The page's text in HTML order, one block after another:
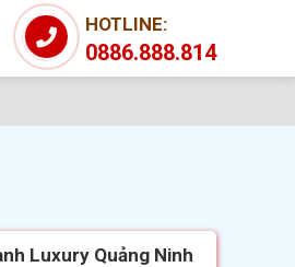
HOTLINE:
0886.888.814
Luxury Quảng Ninh